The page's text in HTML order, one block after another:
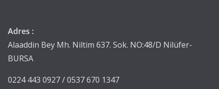
Adres :
Alaaddin Bey Mh. Niltim 637. Sok. NO:48/D Nilüfer-
BURSA
0224 443 0927 / 0537 670 1347